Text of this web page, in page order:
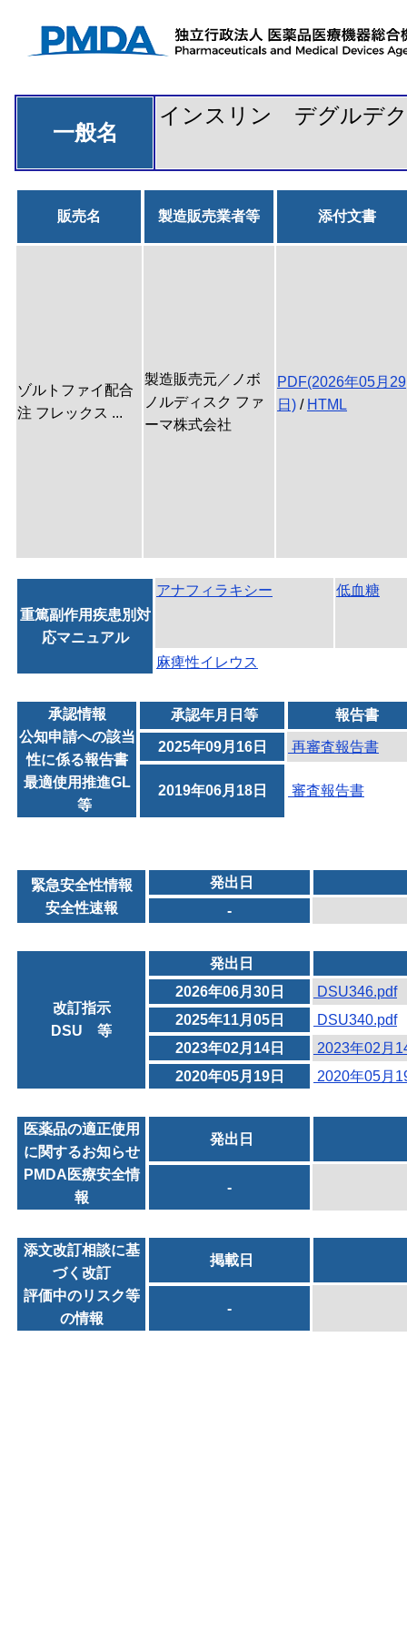
一般名
インスリン デグルデク
販売名 製造販売業者等 添付文書
ゾルトファイ配合
注 フレックス ...
製造販売元／ノボ
ノルディスク ファ
ーマ株式会社
PDF(2026年05月29
日) / HTML
重篤副作用疾患別対
応マニュアル
アナフィラキシー 低血糖
麻痺性イレウス
承認情報
公知申請への該当
性に係る報告書
最適使用推進GL
等
承認年月日等 報告書
2025年09月16日 再審査報告書
2019年06月18日 審査報告書
緊急安全性情報
安全性速報
発出日
-
改訂指示
DSU 等
発出日
2026年06月30日
DSU346.pdf
2025年11月05日
DSU340.pdf
2023年02月14日
2023年02月
2020年05月19日
2020年05月
医薬品の適正使用
に関するお知らせ
PMDA医療安全情
報
発出日
-
添文改訂相談に基
づく改訂
評価中のリスク等
の情報
掲載日
-